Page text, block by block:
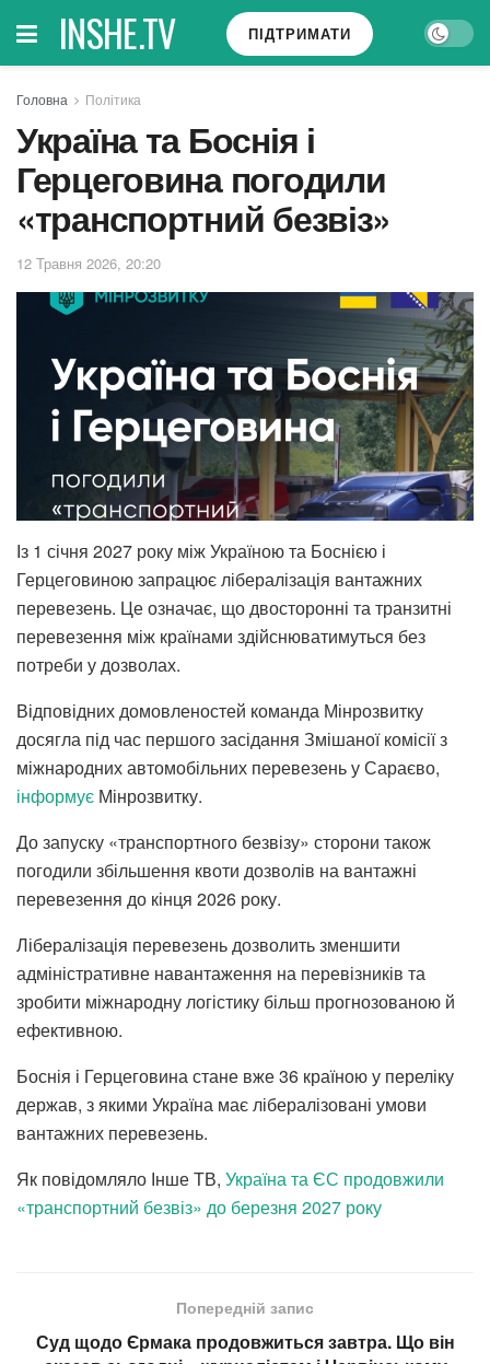
INSHE.TV ПІДТРИМАТИ
Головна Політика
Україна та Боснія і
Герцеговина погодили
«транспортний безвіз»
12 Травня 2026, 20:20
Із 1 січня 2027 року між Україною та Боснією і
Герцеговиною запрацює лібералізація вантажних
перевезень. Це означає, що двосторонні та транзитні
перевезення між країнами здійснюватимуться без
потреби у дозволах.
Відповідних домовленостей команда Мінрозвитку
досягла під час першого засідання Змішаної комісії з
міжнародних автомобільних перевезень у Сараєво,
інформує Мінрозвитку.
До запуску «транспортного безвізу» сторони також
погодили збільшення квоти дозволів на вантажні
перевезення до кінця 2026 року.
Лібералізація перевезень дозволить зменшити
адміністративне навантаження на перевізників та
зробити міжнародну логістику більш прогнозованою й
ефективною.
Боснія і Герцеговина стане вже 36 країною у переліку
держав, з якими Україна має лібералізовані умови
вантажних перевезень.
Як повідомляло Інше ТВ, Україна та ЄС продовжили
«транспортний безвіз» до березня 2027 року
Попередній запис
Суд щодо Єрмака продовжиться завтра. Що він